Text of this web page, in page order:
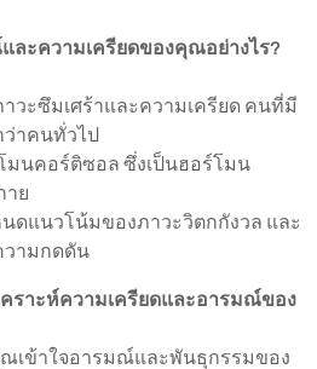
ละความเครียดของคุณอย่างไร?
าวะซึมเศร้าและความเครียด คนที่มี
ว่าคนทั่วไป
มนคอร์ติซอล ซึ่งเป็นฮอร์โมน
าย
ดแนวโน้มของภาวะวิตกกังวล และ
วามกดดัน
คราะห์ความเครียดและอารมณ์ของ
ณเข้าใจอารมณ์และพันธุกรรมของ